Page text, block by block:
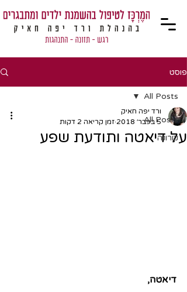
פוסט
All Posts
קורונה
All Posts
על דיאטה ותודעת שפע
ורד יפה חאיק
5 בפבר׳ 2018
זמן קריאה 2 דקות
דיאטה,